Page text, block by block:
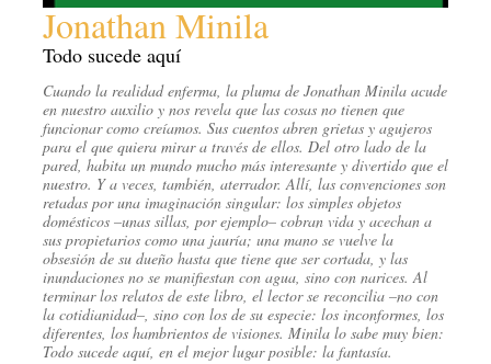
Jonathan Minila
Todo sucede aquí
Cuando la realidad enferma, la pluma de Jonathan Minila acude
en nuestro auxilio y nos revela que las cosas no tienen que
funcionar como creíamos. Sus cuentos abren grietas y agujeros
para el que quiera mirar a través de ellos. Del otro lado de la
pared, habita un mundo mucho más interesante y divertido que el
nuestro. Y a veces, también, aterrador. Allí, las convenciones son
retadas por una imaginación singular: los simples objetos
domésticos –unas sillas, por ejemplo– cobran vida y acechan a
sus propietarios como una jauría; una mano se vuelve la
obsesión de su dueño hasta que tiene que ser cortada, y las
inundaciones no se manifiestan con agua, sino con narices. Al
terminar los relatos de este libro, el lector se reconcilia –no con
la cotidianidad–, sino con los de su especie: los inconformes, los
diferentes, los hambrientos de visiones. Minila lo sabe muy bien:
Todo sucede aquí, en el mejor lugar posible: la fantasía.